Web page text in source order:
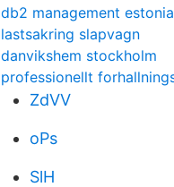
db2 management estonia
lastsakring slapvagn
danvikshem stockholm
professionellt
ZdVV
oPs
SlH